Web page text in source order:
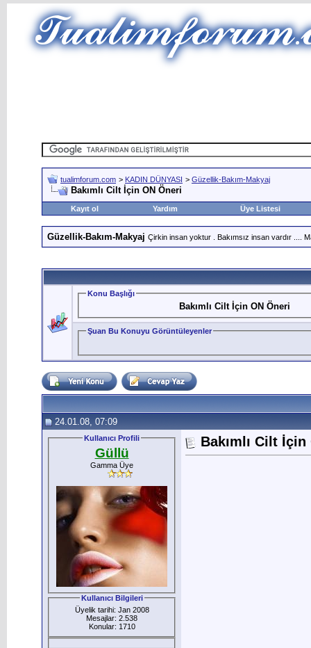
tualimforum.com > KADIN DÜNYASI > Güzellik-Bakım-Makyaj
Bakımlı Cilt İçin ON Öneri
Kayıt ol Yardım Üye Listesi
Güzellik-Bakım-Makyaj Çirkin insan yoktur . Bakımsız insan vardır ....
Konu Başlığı
Bakımlı Cilt İçin ON Öneri
Şuan Bu Konuyu Görüntüleyenler
24.01.08, 07:09
Kullanıcı Profili
Güllü
Gamma Üye
Kullanıcı Bilgileri
Üyelik tarihi: Jan 2008
Mesajlar: 2.538
Konular: 1710
Bakımlı Cilt